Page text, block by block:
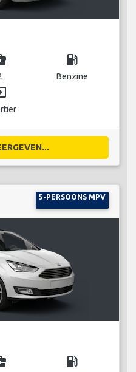
local_gas_station
Benzine
5-PERSOONS MPV
local_gas_station